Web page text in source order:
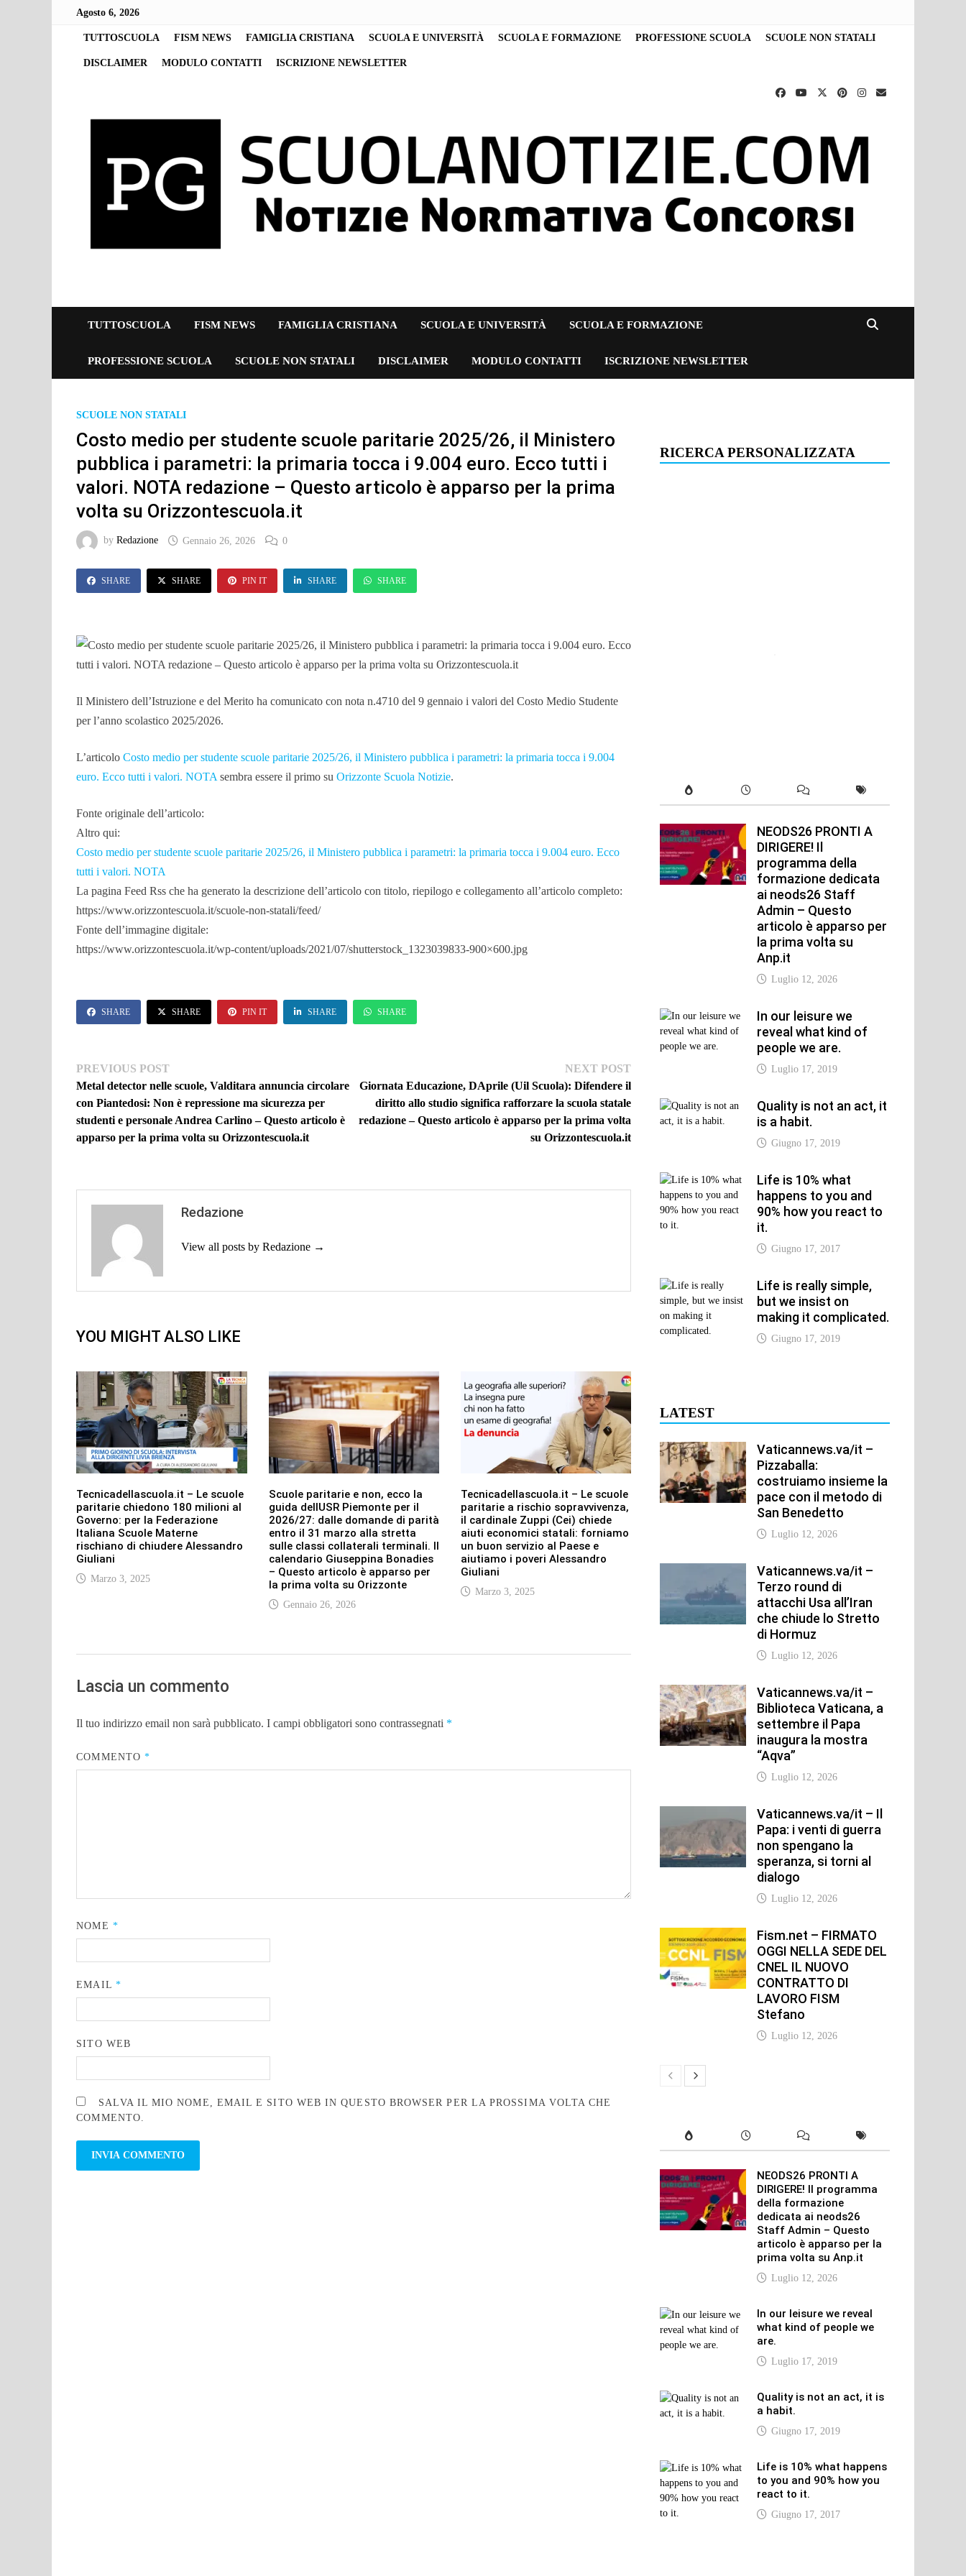
Agosto 6, 2026
TUTTOSCUOLA FISM NEWS FAMIGLIA CRISTIANA SCUOLA E UNIVERSITÀ SCUOLA E FORMAZIONE PROFESSIONE SCUOLA SCUOLE NON STATALI
DISCLAIMER MODULO CONTATTI ISCRIZIONE NEWSLETTER
TUTTOSCUOLA FISM NEWS FAMIGLIA CRISTIANA SCUOLA E UNIVERSITÀ SCUOLA E FORMAZIONE
PROFESSIONE SCUOLA SCUOLE NON STATALI DISCLAIMER MODULO CONTATTI ISCRIZIONE NEWSLETTER
SCUOLE NON STATALI
Costo medio per studente scuole paritarie 2025/26, il Ministero
pubblica i parametri: la primaria tocca i 9.004 euro. Ecco tutti i
valori. NOTA redazione – Questo articolo è apparso per la prima
volta su Orizzontescuola.it
byRedazione Gennaio 26, 2026 0
SHARE SHARE PIN IT SHARE SHARE
Il Ministero dell’Istruzione e del Merito ha comunicato con nota n.4710 del 9 gennaio i valori del Costo Medio Studente
per l’anno scolastico 2025/2026.
L’articoloCosto medio per studente scuole paritarie 2025/26, il Ministero pubblica i parametri: la primaria tocca i 9.004
euro. Ecco tutti i valori. NOTAsembra essere il primo suOrizzonte Scuola Notizie.
Fonte originale dell’articolo:
Altro qui:
Costo medio per studente scuole paritarie 2025/26, il Ministero pubblica i parametri: la primaria tocca i 9.004 euro. Ecco
tutti i valori. NOTA
La pagina Feed Rss che ha generato la descrizione dell’articolo con titolo, riepilogo e collegamento all’articolo completo:
https://www.orizzontescuola.it/scuole-non-statali/feed/
Fonte dell’immagine digitale:
https://www.orizzontescuola.it/wp-content/uploads/2021/07/shutterstock_1323039833-900×600.jpg
SHARE SHARE PIN IT SHARE SHARE
Navigazione
articoli
PREVIOUS POSTPrevious
post:
Metal detector nelle scuole, Valditara annuncia circolare
con Piantedosi: Non è repressione ma sicurezza per
studenti e personale Andrea Carlino – Questo articolo è
apparso per la prima volta su Orizzontescuola.it
NEXT POSTNext
post:
Giornata Educazione, DAprile (Uil Scuola): Difendere il
diritto allo studio significa rafforzare la scuola statale
redazione – Questo articolo è apparso per la prima volta
su Orizzontescuola.it
Redazione
View all posts by Redazione →
YOU MIGHT ALSO LIKE
Tecnicadellascuola.it – Le scuole
paritarie chiedono 180 milioni al
Governo: per la Federazione
Italiana Scuole Materne
rischiano di chiudere Alessandro
Giuliani
Marzo 3, 2025
Scuole paritarie e non, ecco la
guida dellUSR Piemonte per il
2026/27: dalle domande di parità
entro il 31 marzo alla stretta
sulle classi collaterali terminali. Il
calendario Giuseppina Bonadies
– Questo articolo è apparso per
la prima volta su Orizzonte
Gennaio 26, 2026
Tecnicadellascuola.it – Le scuole
paritarie a rischio sopravvivenza,
il cardinale Zuppi (Cei) chiede
aiuti economici statali: forniamo
un buon servizio al Paese e
aiutiamo i poveri Alessandro
Giuliani
Marzo 3, 2025
Lascia un commento
Il tuo indirizzo email non sarà pubblicato. I campi obbligatori sono contrassegnati *
COMMENTO *
NOME *
EMAIL *
SITO WEB
SALVA IL MIO NOME, EMAIL E SITO WEB IN QUESTO BROWSER PER LA PROSSIMA VOLTA CHE
COMMENTO.
RICERCA PERSONALIZZATA
NEODS26 PRONTI A
DIRIGERE! Il
programma della
formazione dedicata
ai neods26 Staff
Admin – Questo
articolo è apparso per
la prima volta su
Anp.it
Luglio 12, 2026
In our leisure we
reveal what kind of
people we are.
Luglio 17, 2019
Quality is not an act, it
is a habit.
Giugno 17, 2019
Life is 10% what
happens to you and
90% how you react to
it.
Giugno 17, 2017
Life is really simple,
but we insist on
making it complicated.
Giugno 17, 2019
LATEST
Vaticannews.va/it –
Pizzaballa:
costruiamo insieme la
pace con il metodo di
San Benedetto
Luglio 12, 2026
Vaticannews.va/it –
Terzo round di
attacchi Usa all’Iran
che chiude lo Stretto
di Hormuz
Luglio 12, 2026
Vaticannews.va/it –
Biblioteca Vaticana, a
settembre il Papa
inaugura la mostra
“Aqva”
Luglio 12, 2026
Vaticannews.va/it – Il
Papa: i venti di guerra
non spengano la
speranza, si torni al
dialogo
Luglio 12, 2026
Fism.net – FIRMATO
OGGI NELLA SEDE DEL
CNEL IL NUOVO
CONTRATTO DI
LAVORO FISM
Stefano
Luglio 12, 2026
NEODS26 PRONTI A
DIRIGERE! Il programma
della formazione
dedicata ai neods26
Staff Admin – Questo
articolo è apparso per la
prima volta su Anp.it
Luglio 12, 2026
In our leisure we reveal
what kind of people we
are.
Luglio 17, 2019
Quality is not an act, it is
a habit.
Giugno 17, 2019
Life is 10% what happens
to you and 90% how you
react to it.
Giugno 17, 2017